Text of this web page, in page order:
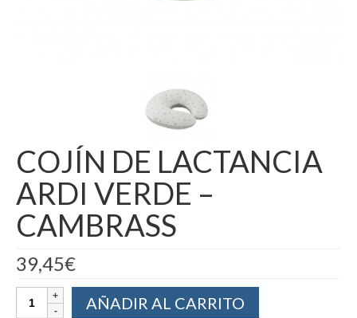
COJÍN DE LACTANCIA
ARDI VERDE –
CAMBRASS
39,45€
AÑADIR AL CARRITO